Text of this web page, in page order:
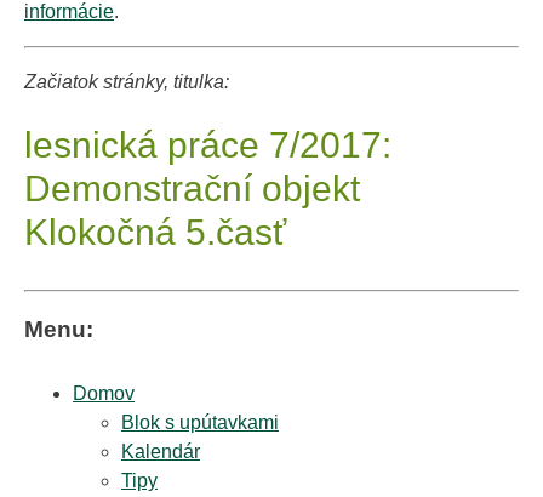
informácie.
Začiatok stránky, titulka:
lesnická práce 7/2017:
Demonstrační objekt
Klokočná 5.časť
Menu:
Domov
Blok s upútavkami
Kalendár
Tipy